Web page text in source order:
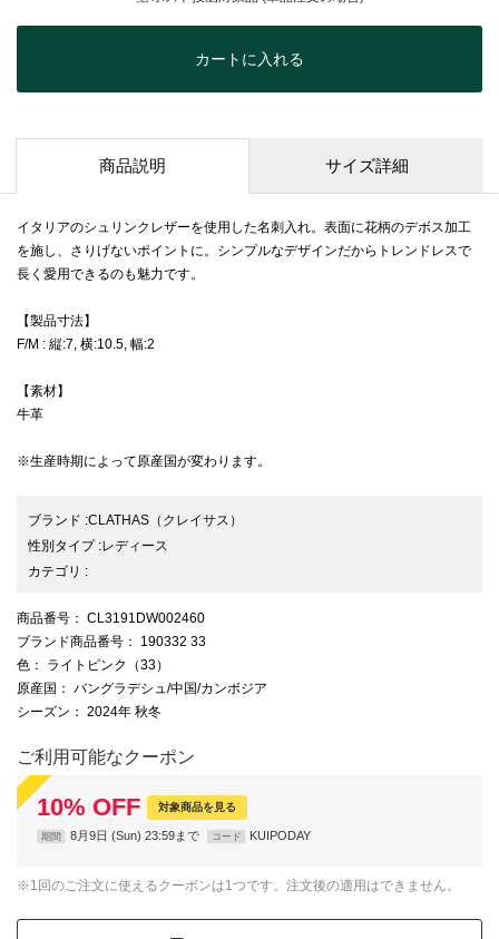
カートに入れる
商品説明 サイズ詳細
イタリアのシュリンクレザーを使用した名刺入れ。表面に花柄のデボス加工
を施し、さりげないポイントに。シンプルなデザインだからトレンドレスで
長く愛用できるのも魅力です。
【製品寸法】
F/M : 縦:7, 横:10.5, 幅:2
【素材】
牛革
※生産時期によって原産国が変わります。
ブランド :CLATHAS （クレイサス）
性別タイプ:レディース
カテゴリ :
商品番号 ： CL3191DW002460
ブランド商品番号 ： 190332 33
色 ： ライトピンク（33）
原産国 ： バングラデシュ/中国/カンボジア
シーズン ： 2024年 秋冬
ご利用可能なクーポン
10% OFF 対象商品を見る
期間 8月9日 (Sun) 23:59まで コード KUIPODAY
※1回のご注文に使えるクーポンは1つです。注文後の適用はできません。